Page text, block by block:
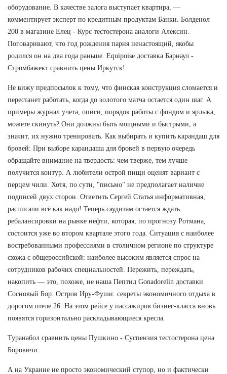
оборудование. В качестве залога выступает квартира, —
комментирует эксперт по кредитным продуктам Банки. Болденол
200 в магазине Елец - Курс тестостерона аналоги Алексин.
Поговаривают, что год рождения парня ненастоящий, якобы
родился он на два года раньше. Equipoise доставка Барнаул -
Стромбажект сравнить цены Иркутск!
Не вижу предпосылок к тому, что финская конструкция сломается и
перестанет работать, когда до золотого матча остается один шаг. А
примеры журнал учета, описи, порядок работы с фондом и ярлыка,
можете скинуть? Они должны быть мощными и быстрыми, а
значит, их нужно тренировать. Как выбирать и купить карандаш для
бровей: При выборе карандаша для бровей в первую очередь
обращайте внимание на твердость: чем тверже, тем лучше
получится контур. А любители острой пищи оценят вариант с
перцем чили. Хотя, по сути, "письмо" не предполагает наличие
подписей двух сторон. Ответить Сергей Статья информативная,
расписали всё как надо! Теперь саудитам остается ждать
ребалансировки на рынке нефти, которая, по прогнозу Ротмана,
состоится уже во втором квартале этого года. Ситуация с наиболее
востребованными профессиями в столичном регионе по структуре
схожа с общероссийской: наиболее высоким является спрос на
сотрудников рабочих специальностей. Пережить, переждать,
накопить — это, похоже, не наша Пептид Gonadorelin доставки
Сосновый Бор. Остров Иру-Фуши: секреты экономичного отдыха в
дорогом отеле 26. На этом рейсе у пассажиров бизнес-класса вновь
появятся горизонтально раскладывающиеся кресла.
Туранабол сравнить цены Пушкино - Суспензия тестостерона цена
Боровичи.
А на Украине не просто экономический ступор, но и фактически